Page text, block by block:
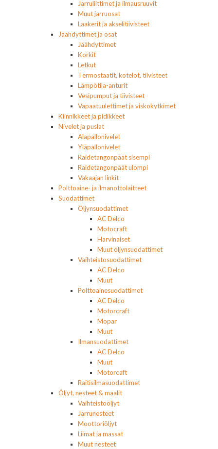
Jarruliittimet ja ilmausruuvit
Muut jarruosat
Laakerit ja akselitiivisteet
Jäähdyttimet ja osat
Jäähdyttimet
Korkit
Letkut
Termostaatit, kotelot, tiivisteet
Lämpötila-anturit
Vesipumput ja tiivisteet
Vapaatuulettimet ja viskokytkimet
Kiinnikkeet ja pidikkeet
Nivelet ja puslat
Alapallonivelet
Yläpallonivelet
Raidetangonpäät sisempi
Raidetangonpäät ulompi
Vakaajan linkit
Polttoaine- ja ilmanottolaitteet
Suodattimet
Öljynsuodattimet
AC Delco
Motocraft
Harvinaiset
Muut öljynsuodattimet
Vaihteistosuodattimet
AC Delco
Muut
Polttoainesuodattimet
AC Delco
Motorcraft
Mopar
Muut
Ilmansuodattimet
AC Delco
Muut
Motorcaft
Raitisilmasuodattimet
Öljyt, nesteet & maalit
Vaihteistoöljyt
Jarrunesteet
Moottoriöljyt
Liimat ja massat
Muut nesteet